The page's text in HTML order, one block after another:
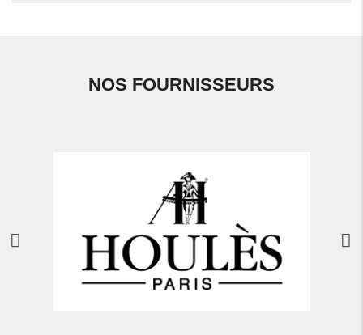
NOS FOURNISSEURS